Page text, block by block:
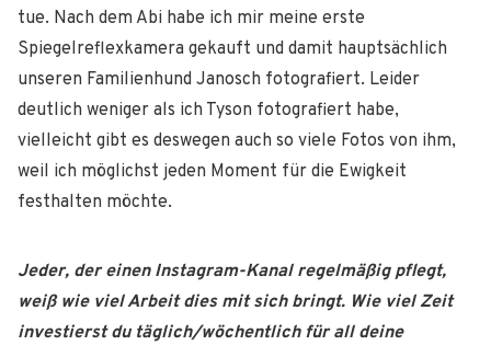
tue. Nach dem Abi habe ich mir meine erste
Spiegelreflexkamera gekauft und damit hauptsächlich
unseren Familienhund Janosch fotografiert. Leider
deutlich weniger als ich Tyson fotografiert habe,
vielleicht gibt es deswegen auch so viele Fotos von ihm,
weil ich möglichst jeden Moment für die Ewigkeit
festhalten möchte.
Jeder, der einen Instagram-Kanal regelmäßig pflegt,
weiß wie viel Arbeit dies mit sich bringt. Wie viel Zeit
investierst du täglich/wöchentlich für all deine